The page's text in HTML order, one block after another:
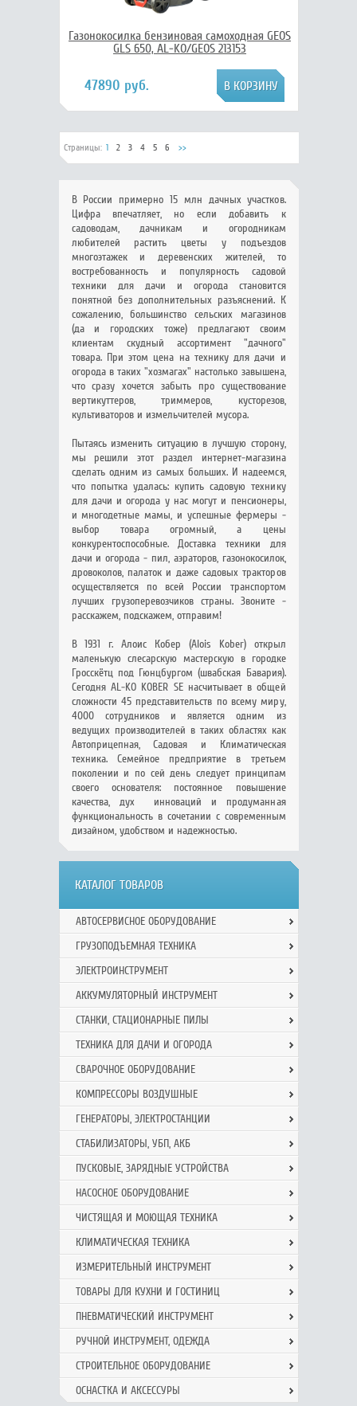
Газонокосилка бензиновая самоходная GEOS
GLS 650, AL-KO/GEOS 213153
47890 руб.
Страницы: 1 2 3 4 5 6 >>
В России примерно 15 млн дачных участков.
Цифра впечатляет, но если добавить к
садоводам, дачникам и огородникам
любителей растить цветы у подъездов
многоэтажек и деревенских жителей, то
востребованность и популярность садовой
техники для дачи и огорода становится
понятной без дополнительных разъяснений. К
сожалению, большинство сельских магазинов
(да и городских тоже) предлагают своим
клиентам скудный ассортимент "дачного"
товара. При этом цена на технику для дачи и
огорода в таких "хозмагах" настолько завышена,
что сразу хочется забыть про существование
вертикуттеров, триммеров, кусторезов,
культиваторов и измельчителей мусора.
Пытаясь изменить ситуацию в лучшую сторону,
мы решили этот раздел интернет-магазина
сделать одним из самых больших. И надеемся,
что попытка удалась: купить садовую технику
для дачи и огорода у нас могут и пенсионеры,
и многодетные мамы, и успешные фермеры -
выбор товара огромный, а цены
конкурентоспособные. Доставка техники для
дачи и огорода - пил, аэраторов, газонокосилок,
дровоколов, палаток и даже садовых тракторов
осуществляется по всей России транспортом
лучших грузоперевозчиков страны. Звоните -
расскажем, подскажем, отправим!
В 1931 г. Алоис Кобер (Alois Kober) открыл
маленькую слесарскую мастерскую в городке
Гроcскётц под Гюнцбургом (швабская Бавария).
Сегодня AL-KO KOBER SE насчитывает в общей
сложности 45 представительств по всему миру,
4000 сотрудников и является одним из
ведущих производителей в таких областях как
Автоприцепная, Садовая и Климатическая
техника. Семейное предприятие в третьем
поколении и по сей день следует принципам
своего основателя: постоянное повышение
качества, дух инноваций и продуманная
функциональность в сочетании с современным
дизайном, удобством и надежностью.
КАТАЛОГ ТОВАРОВ
АВТОСЕРВИСНОЕ ОБОРУДОВАНИЕ
ГРУЗОПОДЪЕМНАЯ ТЕХНИКА
ЭЛЕКТРОИНСТРУМЕНТ
АККУМУЛЯТОРНЫЙ ИНСТРУМЕНТ
СТАНКИ, СТАЦИОНАРНЫЕ ПИЛЫ
ТЕХНИКА ДЛЯ ДАЧИ И ОГОРОДА
СВАРОЧНОЕ ОБОРУДОВАНИЕ
КОМПРЕССОРЫ ВОЗДУШНЫЕ
ГЕНЕРАТОРЫ, ЭЛЕКТРОСТАНЦИИ
СТАБИЛИЗАТОРЫ, УБП, АКБ
ПУСКОВЫЕ, ЗАРЯДНЫЕ УСТРОЙСТВА
НАСОСНОЕ ОБОРУДОВАНИЕ
ЧИСТЯЩАЯ И МОЮЩАЯ ТЕХНИКА
КЛИМАТИЧЕСКАЯ ТЕХНИКА
ИЗМЕРИТЕЛЬНЫЙ ИНСТРУМЕНТ
ТОВАРЫ ДЛЯ КУХНИ И ГОСТИНИЦ
ПНЕВМАТИЧЕСКИЙ ИНСТРУМЕНТ
РУЧНОЙ ИНCТРУМЕНТ, ОДЕЖДА
СТРОИТЕЛЬНОЕ ОБОРУДОВАНИЕ
ОСНАСТКА И АКСЕССУРЫ